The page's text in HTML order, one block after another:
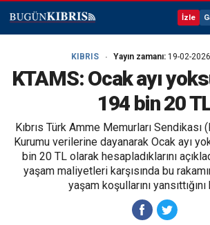
İzle
KIBRIS Yayın zamanı: 19-02-
KTAMS: Ocak ayı
194 bin 20
Kıbrıs Türk Amme Memurları
Kurumu verilerine dayanarak Ocak ayı
bin 20 TL olarak hesapladıklarını
yaşam maliyetleri karşısında bu
yaşam koşullarını